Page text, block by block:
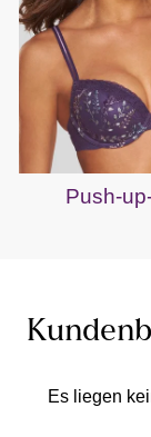
Push-
Es liegen